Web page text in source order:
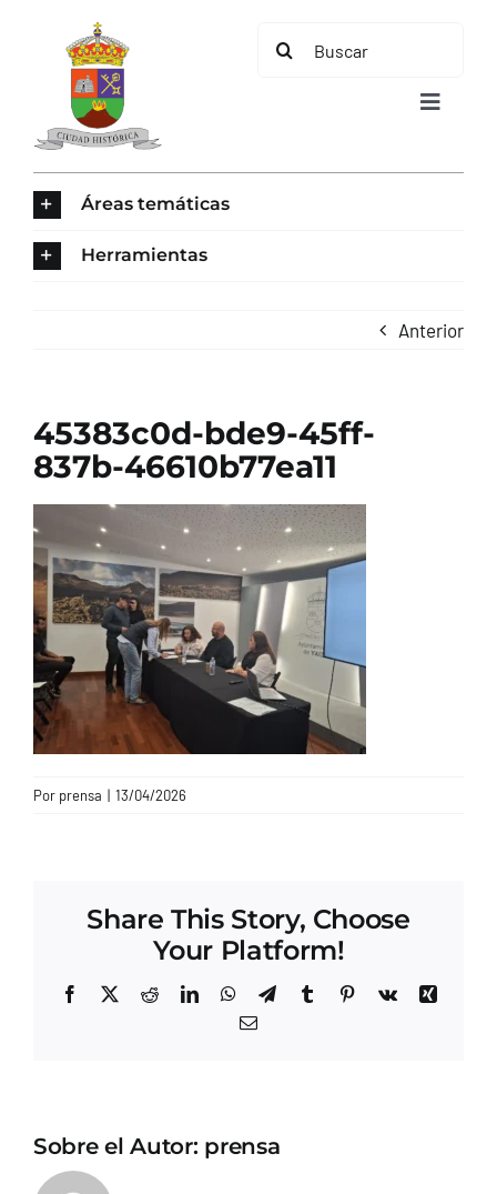
contenido
Buscar:
Toggle
TURISMO
CONTACTO
Áreas temáticas
Herramientas
Anterior
45383c0d-bde9-45ff-
837b-46610b77ea11
Por prensa | 13/04/2026
Share This Story, Choose
Your Platform!
Facebook
X RedditLinkedInWhatsApp
TelegramTumblrPinterest
Vk
Xing
Correo
Sobre el Autor: prensa